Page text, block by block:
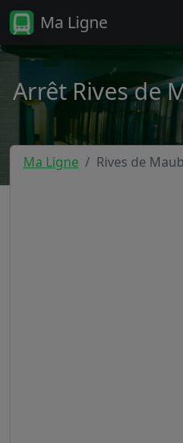
Ma Ligne
Arrêt Rives de
Ma Ligne Rives de